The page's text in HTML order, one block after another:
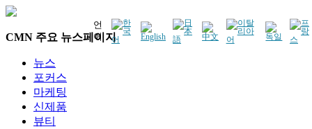
언
어
CMN 주요 뉴스페이지
뉴스
포커스
마케팅
신제품
뷰티